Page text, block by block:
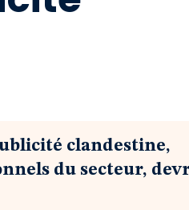
clandestine,
du secteur,